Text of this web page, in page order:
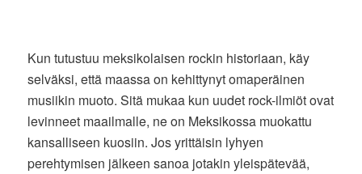
Kun tutustuu meksikolaisen rockin historiaan, käy
selväksi, että maassa on kehittynyt omaperäinen
musiikin muoto. Sitä mukaa kun uudet rock-ilmiöt ovat
levinneet maailmalle, ne on Meksikossa muokattu
kansalliseen kuosiin. Jos yrittäisin lyhyen
perehtymisen jälkeen sanoa jotakin yleispätevää,